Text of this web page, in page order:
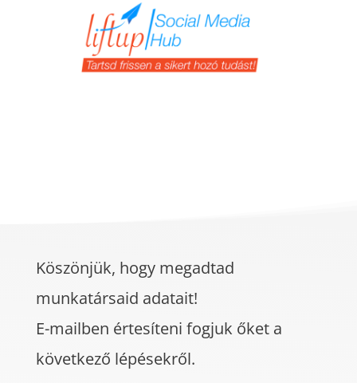
Köszönjük, hogy megadtad
munkatársaid adatait!
E-mailben értesíteni fogjuk őket a
következő lépésekről.